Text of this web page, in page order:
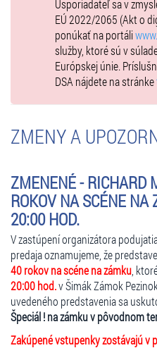
rokov nie je vstup povolenýz
nerušeného hudobného zážitku
Deti od 10 rokov – cena
ODPORÚČAME
– včasný príchod
(dáždniky nie sú z hľadiska
kvalitnou regionálnou kuchyňou
zámockej terase.
Pravidlá usporiadateľa v prípade
Podujatie môže začať a aj
daždi), a to v prípade, že je to
organizačným tímom. Podujatie
potom opäť pokračovať, podujatie
čase začiatku podujatie prší,
začiatok podujatia posunúť. Ak je
30 odohraných minútach nárok na
Usporiadateľ sa v
EÚ 2022/2065 (Akt o
ponúkať na portáli
služby, ktoré sú v
Európskej únie.
DSA nájdete na stránke
ZMENY A
ZMENENÉ - RICHARD
ROKOV NA SCÉNE
20:00 HOD.
V zastúpení organizátora
predaja oznamujeme, že
40 rokov na scéne na zámku ,
20:00 hod.v Šimák Zámok
uvedeného predstavenia sa
Špeciál ! na zámku v pôvodnom
Zakúpené vstupenky zostávajú v